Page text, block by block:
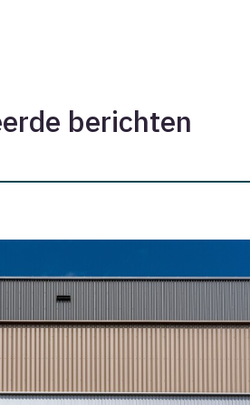
berichten